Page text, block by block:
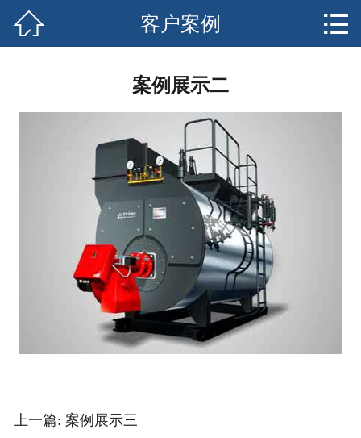
新闻资讯
客户案例
安全须知
售后服务
联系我们
 客户案例 
案例展示二
上一篇: 案例展示三